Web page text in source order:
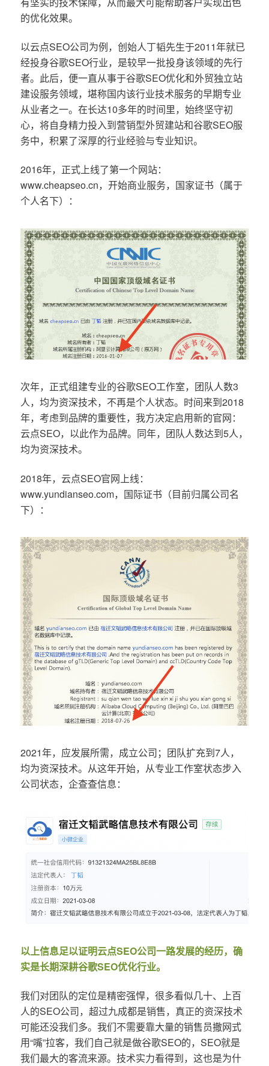
的优化效果。
以云点SEO公司为例，创始人丁韬先生于2011年就已
经投身谷歌SEO行业，是较早一批投身该领域的先行
者。此后，便一直从事于谷歌SEO优化和外贸独立站
建设服务领域，堪称国内该行业技术服务的早期专业
从业者之一。在长达10多年的时间里，始终坚守初
心，将自身精力投入到营销型外贸建站和谷歌SEO服
务中，积累了深厚的行业经验与专业知识。
2016年，正式上线了第一个网站：
www.cheapseo.cn，开始商业服务，国家证书（属于
个人名下）：
次年，正式组建专业的谷歌SEO工作室，团队人数3
人，均为资深技术，不再是个人状态。时间来到2018
年，考虑到品牌的重要性，我方决定启用新的官网：
云点SEO，以此作为品牌。同年，团队人数达到5人，
均为资深技术。
2018年，云点SEO官网上线：
www.yundianseo.com，国际证书（目前归属公司名
下）：
2021年，应发展所需，成立公司；团队扩充到7人，
均为资深技术。从这年开始，从专业工作室状态步入
公司状态，企查查信息：
以上信息足以证明云点SEO公司一路发展的经历，确
实是长期深耕谷歌SEO优化行业。
我们对团队的定位是精密强悍，很多看似几十、上百
人的SEO公司，超过九成都是销售，真正的资深技术
可能还没我们多。我们不需要靠大量的销售员撒网式
用“嘴”拉客，我们自己就是做谷歌SEO的，SEO就是
我们最大的客流来源。技术实力看得到，这也是为什